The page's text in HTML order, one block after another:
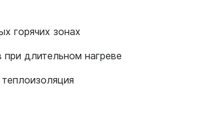
горячих зонах
длительном нагреве